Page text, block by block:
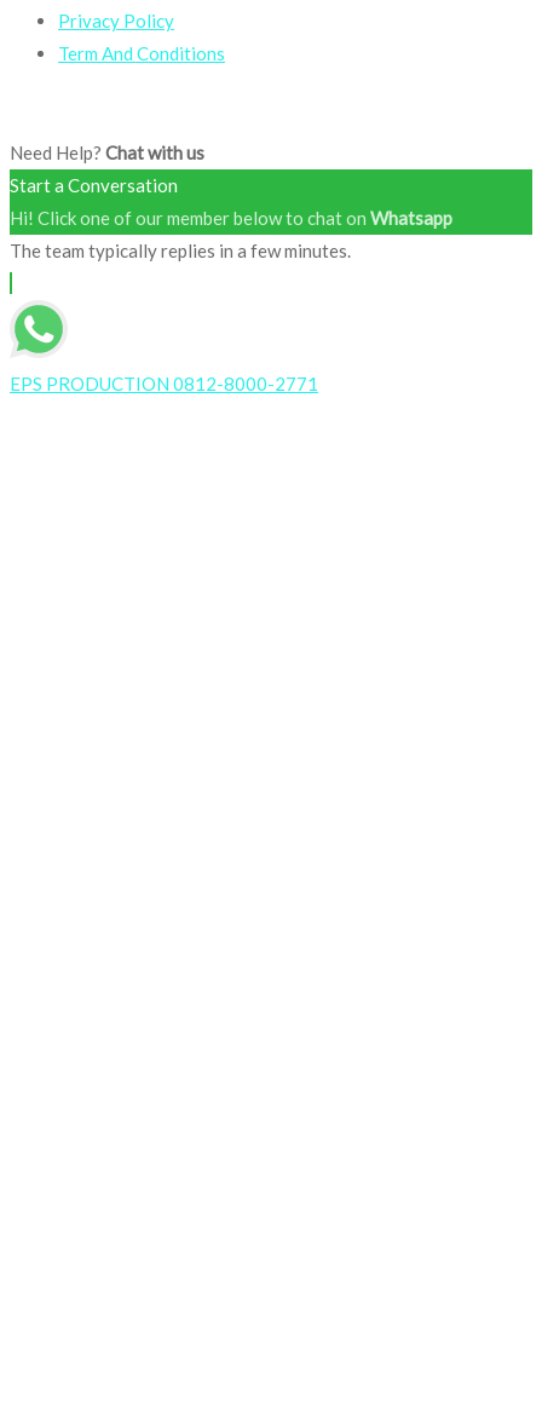
Privacy Policy
Term And Conditions
Need Help? Chat with us
Start a Conversation
Hi! Click one of our member below to chat on Whatsapp
The team typically replies in a few minutes.
EPS PRODUCTION 0812-8000-2771